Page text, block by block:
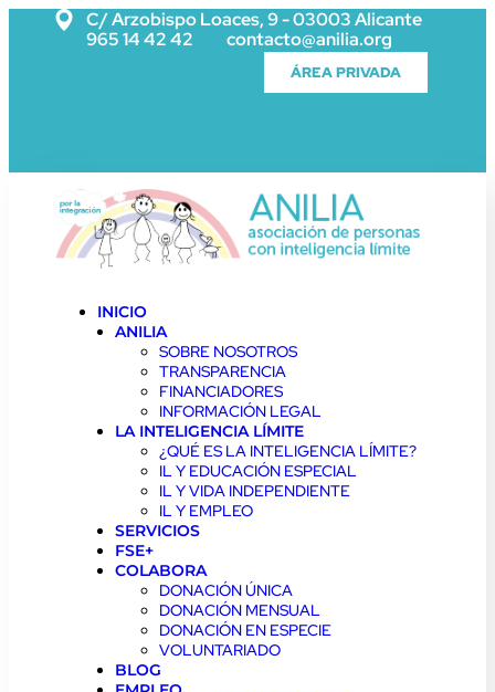
C/ Arzobispo Loaces, 9 - 03003 Alicante
965 14 42 42
contacto@anilia.org
ÁREA PRIVADA
INICIO
ANILIA
SOBRE NOSOTROS
TRANSPARENCIA
FINANCIADORES
INFORMACIÓN LEGAL
LA INTELIGENCIA LÍMITE
¿QUÉ ES LA INTELIGENCIA LÍMITE?
IL Y EDUCACIÓN ESPECIAL
IL Y VIDA INDEPENDIENTE
IL Y EMPLEO
SERVICIOS
FSE+
COLABORA
DONACIÓN ÚNICA
DONACIÓN MENSUAL
DONACIÓN EN ESPECIE
VOLUNTARIADO
BLOG